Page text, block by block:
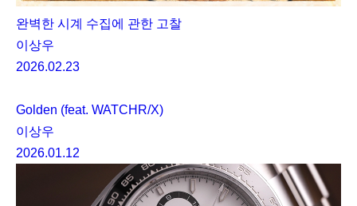
완벽한 시계 수집에 관한 고찰
이상우
2026.02.23
Golden (feat. WATCHR/X)
이상우
2026.01.12